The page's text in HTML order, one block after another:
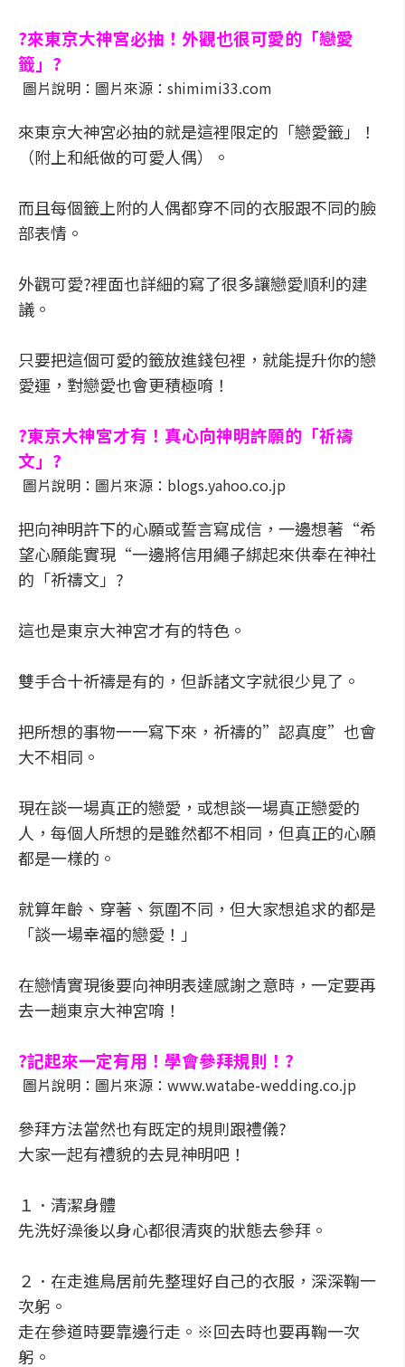
?來東京大神宮必抽！外觀也很可愛的「戀愛
籤」?
圖片說明：圖片來源：shimimi33.com
來東京大神宮必抽的就是這裡限定的「戀愛籤」！
（附上和紙做的可愛人偶）。
而且每個籤上附的人偶都穿不同的衣服跟不同的臉
部表情。
外觀可愛?裡面也詳細的寫了很多讓戀愛順利的建
議。
只要把這個可愛的籤放進錢包裡，就能提升你的戀
愛運，對戀愛也會更積極唷！
?東京大神宮才有！真心向神明許願的「祈禱
文」?
圖片說明：圖片來源：blogs.yahoo.co.jp
把向神明許下的心願或誓言寫成信，一邊想著“希
望心願能實現“一邊將信用繩子綁起來供奉在神社
的「祈禱文」?
這也是東京大神宮才有的特色。
雙手合十祈禱是有的，但訴諸文字就很少見了。
把所想的事物一一寫下來，祈禱的”認真度”也會
大不相同。
現在談一場真正的戀愛，或想談一場真正戀愛的
人，每個人所想的是雖然都不相同，但真正的心願
都是一樣的。
就算年齡、穿著、氛圍不同，但大家想追求的都是
「談一場幸福的戀愛！」
在戀情實現後要向神明表達感謝之意時，一定要再
去一趟東京大神宮唷！
?記起來一定有用！學會參拜規則！?
圖片說明：圖片來源：www.watabe-wedding.co.jp
參拜方法當然也有既定的規則跟禮儀?
大家一起有禮貌的去見神明吧！
１．清潔身體
先洗好澡後以身心都很清爽的狀態去參拜。
２．在走進鳥居前先整理好自己的衣服，深深鞠一
次躬。
走在參道時要靠邊行走。※回去時也要再鞠一次
躬。